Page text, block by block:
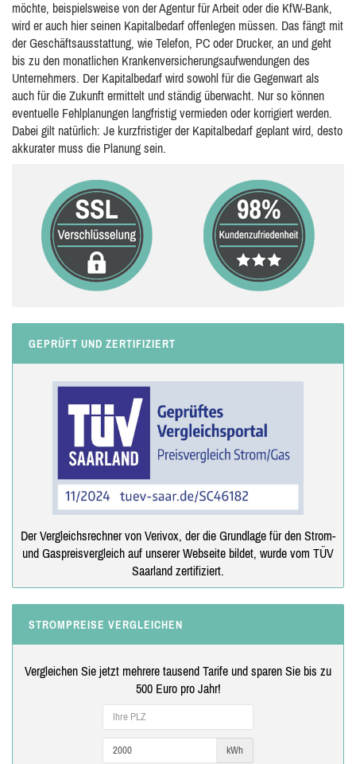
möchte, beispielsweise von der Agentur für Arbeit oder die KfW-Bank,
wird er auch hier seinen Kapitalbedarf offenlegen müssen. Das fängt mit
der Geschäftsausstattung, wie Telefon, PC oder Drucker, an und geht
bis zu den monatlichen Krankenversicherungsaufwendungen des
Unternehmers. Der Kapitalbedarf wird sowohl für die Gegenwart als
auch für die Zukunft ermittelt und ständig überwacht. Nur so können
eventuelle Fehlplanungen langfristig vermieden oder korrigiert werden.
Dabei gilt natürlich: Je kurzfristiger der Kapitalbedarf geplant wird, desto
akkurater muss die Planung sein.
GEPRÜFT UND ZERTIFIZIERT
Der Vergleichsrechner von Verivox, der die Grundlage für den Strom-
und Gaspreisvergleich auf unserer Webseite bildet, wurde vom TÜV
Saarland zertifiziert.
STROMPREISE VERGLEICHEN
Vergleichen Sie jetzt mehrere tausend Tarife und sparen Sie bis zu
500 Euro pro Jahr!
kWh